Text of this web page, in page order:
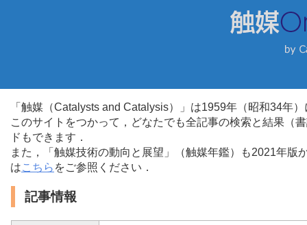
「触媒（Catalysts and Catalysis）」は1959年（昭和34年
このサイトをつかって，どなたでも全記事の検索と結果（
ドもできます．
また，「触媒技術の動向と展望」（触媒年鑑）も2021年
はこちら をご参照ください．
記事情報